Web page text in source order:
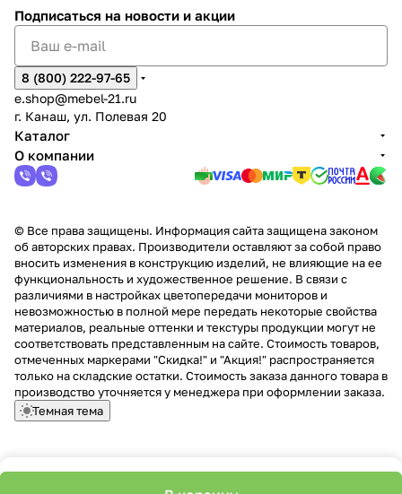
Подписаться на новости и акции
8 (800) 222-97-65
e.shop@mebel-21.ru
г. Канаш, ул. Полевая 20
Каталог
О компании
© Все права защищены. Информация сайта защищена законом
об авторских правах. Производители оставляют за собой право
вносить изменения в конструкцию изделий, не влияющие на ее
функциональность и художественное решение. В связи с
различиями в настройках цветопередачи мониторов и
невозможностью в полной мере передать некоторые свойства
материалов, реальные оттенки и текстуры продукции могут не
соответствовать представленным на сайте. Стоимость товаров,
отмеченных маркерами "Скидка!" и "Акция!" распространяется
только на складские остатки. Стоимость заказа данного товара в
производство уточняется у менеджера при оформлении заказа.
Темная тема